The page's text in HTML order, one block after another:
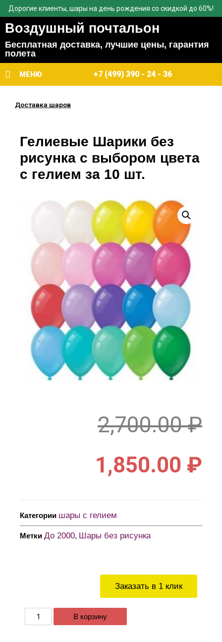
Дорогие клиенты, шары на день рождения со скидкой до 60%!
Воздушный почтальон
Бесплатная доставка, лучшие цены, гарантия
полета
МЕНЮ +7 (499) 390 - 24 - 36
Доставка шаров
Заказать в 1 клик
В корзину
Гелиевые Шарики без
рисунка с выбором цвета
с гелием за 10 шт.
2,700.00₽
1,850.00 ₽
Категории шары с гелием
Метки До 2000, Шары без рисунка